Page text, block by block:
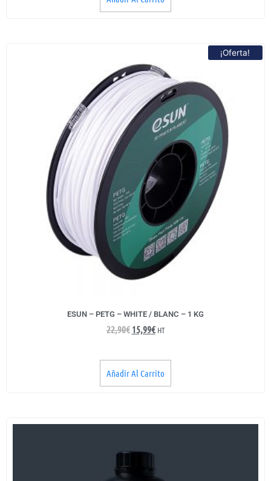
¡Oferta!
ESUN – PETG – WHITE / BLANC – 1 KG
22,90€ 15,99€ HT
Añadir Al Carrito